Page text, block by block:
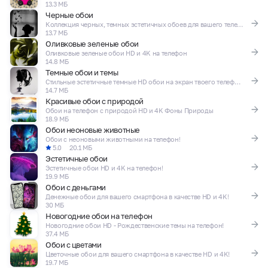
13.3 МБ
Черные обои
Коллекция черных, темных эстетичных обоев для вашего телефона!
13.7 МБ
Оливковые зеленые обои
Оливковые зеленые обои HD и 4K на телефон
14.8 МБ
Темные обои и темы
Стильные эстетичные темные HD обои на экран твоего телефона!
14.7 МБ
Красивые обои с природой
Обои на телефон с природой HD и 4K Фоны Природы
18.9 МБ
Обои неоновые животные
Обои с неоновыми животными на телефон!
5.0
20.1 МБ
Эстетичные обои
Эстетичные обои HD и 4K на телефон!
19.9 МБ
Обои с деньгами
Денежные обои для вашего смартфона в качестве HD и 4K!
30 МБ
Новогодние обои на телефон
Новогодние обои HD - Рождественские темы на телефон!
37.4 МБ
Обои с цветами
Цветочные обои для вашего смартфона в качестве HD и 4K!
19.7 МБ